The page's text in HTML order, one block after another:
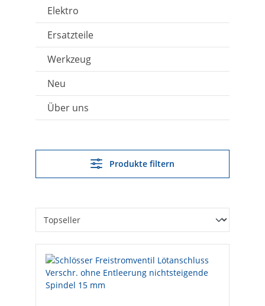
Elektro
Ersatzteile
Werkzeug
Neu
Über uns
Produkte filtern